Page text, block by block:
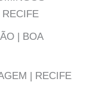
RECIFE
| BOA
| RECIFE